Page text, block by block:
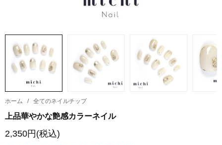
ホーム / 全てのネイルチップ
上品華やかな艶感カラーネイル
2,350円(税込)